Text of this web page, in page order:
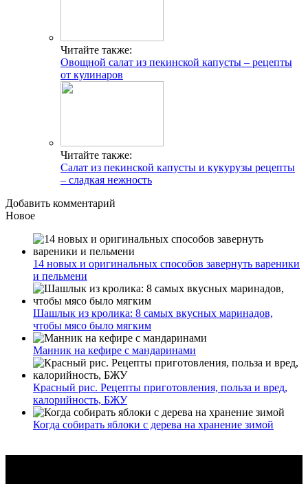
Читайте также:
Овощной салат из пекинской капусты – рецепты
от кулинаров
Читайте также:
Салат из пекинской капусты и кукурузы рецепты
– сладкая нежность
Добавить комментарий
Новое
14 новых и оригинальных способов завернуть вареники
и пельмени
Шашлык из кролика: 8 самых вкусных маринадов,
чтобы мясо было мягким
Манник на кефире с мандаринами
Красный рис. Рецепты приготовления, польза и вред,
калорийность, БЖУ
Когда собирать яблоки с дерева на хранение зимой